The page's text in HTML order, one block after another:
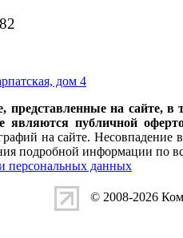
дом 4
представленные на сайте,
являются публичной
на сайте. Несовпадение
подробной информации по
персональных данных
© 2008-2026